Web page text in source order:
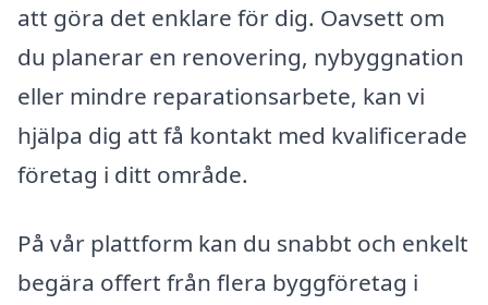
att göra det enklare för dig. Oavsett om
du planerar en renovering, nybyggnation
eller mindre reparationsarbete, kan vi
hjälpa dig att få kontakt med kvalificerade
företag i ditt område.
På vår plattform kan du snabbt och enkelt
begära offert från flera byggföretag i